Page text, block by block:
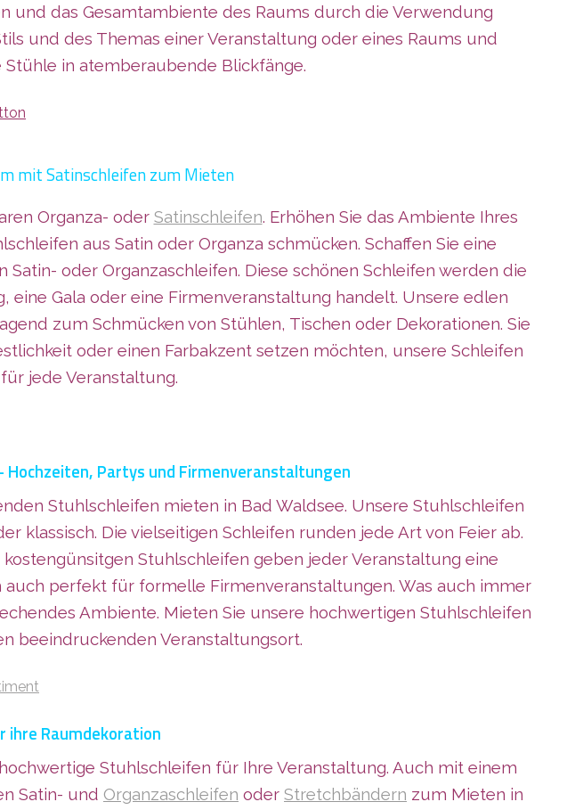
und das Gesamtambiente des Raums durch die Verwendung
und des Themas einer Veranstaltung oder eines Raums und
in atemberaubende Blickfänge.
mit Satinschleifen zum Mieten
Organza- oder Satinschleifen. Erhöhen Sie das Ambiente Ihres
aus Satin oder Organza schmücken. Schaffen Sie eine
oder Organzaschleifen. Diese schönen Schleifen werden die
eine Gala oder eine Firmenveranstaltung handelt. Unsere edlen
zum Schmücken von Stühlen, Tischen oder Dekorationen. Sie
oder einen Farbakzent setzen möchten, unsere Schleifen
jede Veranstaltung.
Partys und Firmenveranstaltungen
Stuhlschleifen mieten in Bad Waldsee. Unsere Stuhlschleifen
klassisch. Die vielseitigen Schleifen runden jede Art von Feier ab.
Stuhlschleifen geben jeder Veranstaltung eine
perfekt für formelle Firmenveranstaltungen. Was auch immer
Ambiente. Mieten Sie unsere hochwertigen Stuhlschleifen
beeindruckenden Veranstaltungsort.
ihre Raumdekoration
Stuhlschleifen für Ihre Veranstaltung. Auch mit einem
Satin- und Organzaschleifen oder Stretchbändern zum Mieten in